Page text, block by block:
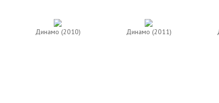
Динамо (2010) Динамо (2011)